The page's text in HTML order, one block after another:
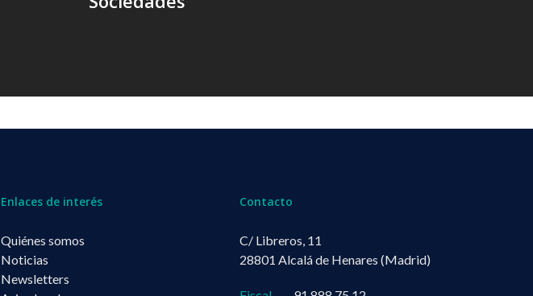
Enlaces de interés
Quiénes somos
Noticias
Newsletters
Contacto
C/ Libreros, 11
28801 Alcalá de Henares (Madrid)